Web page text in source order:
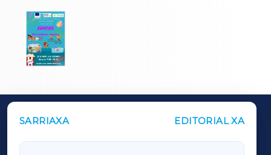
SARRIAXA EDITORIAL XA
OUTROS PERIÓDICOS